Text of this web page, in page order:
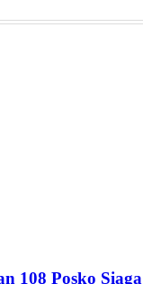
108 Posko Siaga